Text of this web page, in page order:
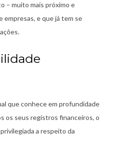
– muito mais próximo e
e que já tem se
que conhece em profundidade
os seus registros financeiros, o
a respeito da